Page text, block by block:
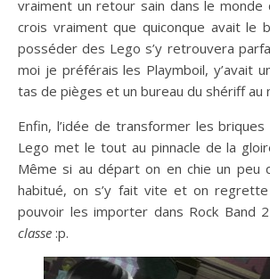
vraiment un retour sain dans le monde
crois vraiment que quiconque avait le
posséder des Lego s’y retrouvera
moi je préférais les Playmboil, y’avait
tas de pièges et un bureau du shériff au
Enfin, l’idée de transformer les
Lego met le tout au pinnacle de la
Même si au départ on en chie un peu
habitué, on s’y fait vite et on
pouvoir les importer dans Rock Band
classe :p.